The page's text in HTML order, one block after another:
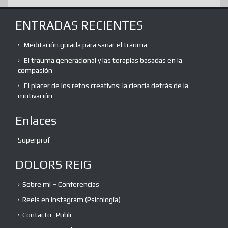
ENTRADAS RECIENTES
Meditación guiada para sanar el trauma
El trauma generacional y las terapias basadas en la
compasión
El placer de los retos creativos: la ciencia detrás de la
motivación
Enlaces
Superprof
DOLORS REIG
Sobre mi – Conferencias
Reels en Instagram (Psicología)
Contacto -Publi